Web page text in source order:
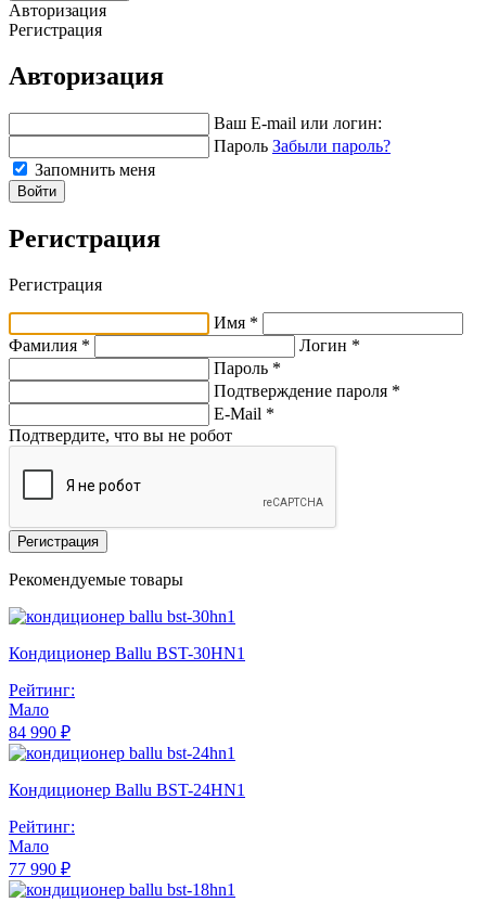
Авторизация
Регистрация
Авторизация
Ваш E-mail или логин:
Пароль Забыли пароль?
Запомнить меня
Войти
Регистрация
Регистрация
Имя *
Фамилия *
Логин *
Пароль *
Подтверждение пароля *
E-Mail *
Подтвердите, что вы не робот
Регистрация
Рекомендуемые товары
Кондиционер Ballu BST-30HN1
Рейтинг:
Мало
84 990 ₽
Кондиционер Ballu BST-24HN1
Рейтинг:
Мало
77 990 ₽